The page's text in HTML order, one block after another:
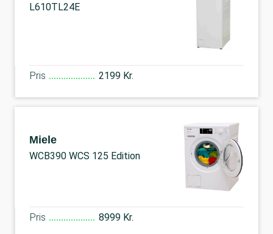
L610TL24E
Pris 2199 Kr.
Miele
WCB390 WCS 125 Edition
Pris 8999 Kr.